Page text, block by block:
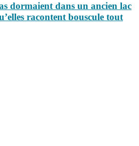
dormaient dans un ancien lac
racontent bouscule tout